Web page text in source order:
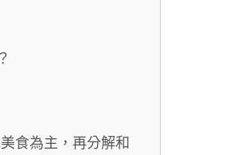
食為主，再分解和